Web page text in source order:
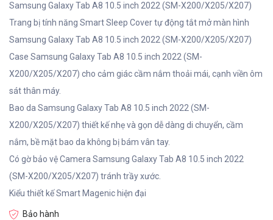
Samsung Galaxy Tab A8 10.5 inch 2022 (SM-X200/X205/X207)
Trang bị tính năng Smart Sleep Cover tự động tắt mở màn hình
Samsung Galaxy Tab A8 10.5 inch 2022 (SM-X200/X205/X207)
Case Samsung Galaxy Tab A8 10.5 inch 2022 (SM-
X200/X205/X207) cho cảm giác cầm nắm thoải mái, cạnh viền ôm
sát thân máy.
Bao da Samsung Galaxy Tab A8 10.5 inch 2022 (SM-
X200/X205/X207) thiết kế nhẹ và gọn dễ dàng di chuyển, cầm
nắm, bề mặt bao da không bị bám vân tay.
Có gờ bảo vệ Camera Samsung Galaxy Tab A8 10.5 inch 2022
(SM-X200/X205/X207) tránh trầy xước.
Kiểu thiết kế Smart Magenic hiện đại
Bảo hành